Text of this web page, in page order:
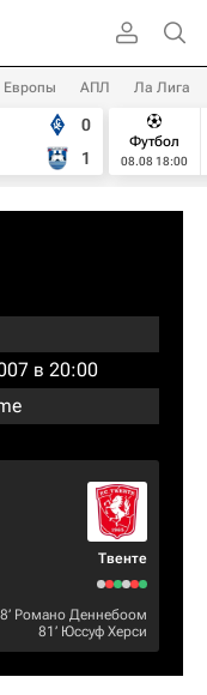
Европы АПЛ Ла Лига
0
1
Футбол
08.08 18:00
в 20:00
Твенте
Романо Деннебоом
81‎’‎ Юссуф Херси